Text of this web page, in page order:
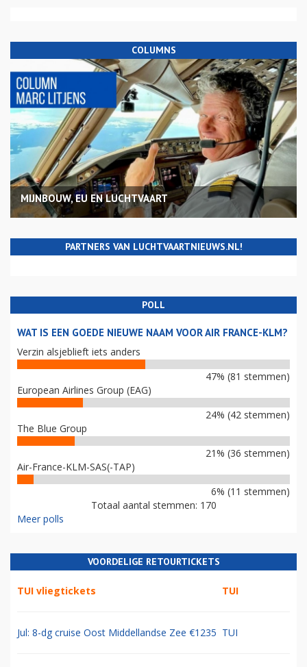
COLUMNS
MIJNBOUW, EU EN LUCHTVAART
PARTNERS VAN LUCHTVAARTNIEUWS.NL!
POLL
WAT IS EEN GOEDE NIEUWE NAAM VOOR AIR FRANCE-KLM?
Verzin alsjeblieft iets anders
47% (81 stemmen)
European Airlines Group (EAG)
24% (42 stemmen)
The Blue Group
21% (36 stemmen)
Air-France-KLM-SAS(-TAP)
6% (11 stemmen)
Totaal aantal stemmen: 170
Meer polls
VOORDELIGE RETOURTICKETS
TUI vliegtickets TUI
Jul: 8-dg cruise Oost Middellandse Zee €1235 TUI